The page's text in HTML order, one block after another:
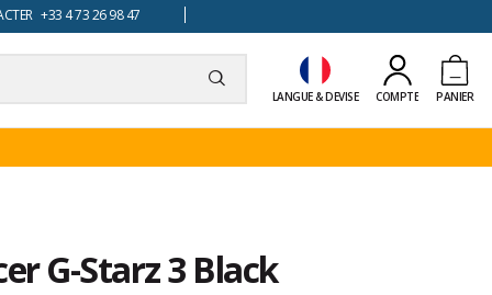
+33 4 73 26 98 47
LANGUE & DEVISE COMPTE PANIER
G-Starz 3 Black